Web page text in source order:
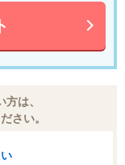
は、
さい。